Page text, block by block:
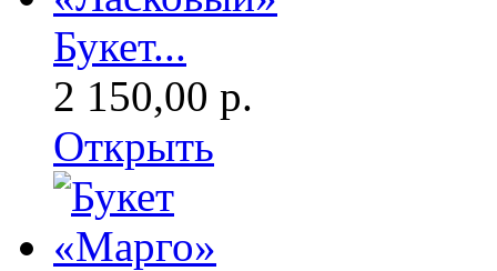
Букет...
2 150,00 р.
Открыть